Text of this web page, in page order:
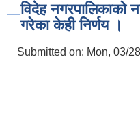
विदेह नगरपालिकाकाे
गरेका केही निर्णय ।
Submitted on: Mon, 03/